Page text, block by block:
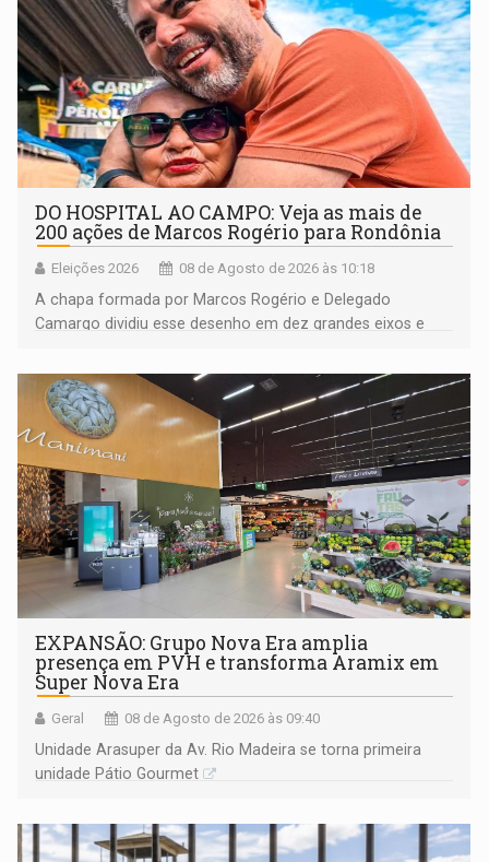
DO HOSPITAL AO CAMPO: Veja as mais de
200 ações de Marcos Rogério para Rondônia
Eleições 2026 08 de Agosto de 2026 às 10:18
A chapa formada por Marcos Rogério e Delegado
Camargo dividiu esse desenho em dez grandes eixos e
EXPANSÃO: Grupo Nova Era amplia
presença em PVH e transforma Aramix em
Super Nova Era
Geral 08 de Agosto de 2026 às 09:40
Unidade Arasuper da Av. Rio Madeira se torna primeira
unidade Pátio Gourmet